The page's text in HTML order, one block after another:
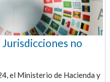
no
el Ministerio de Hacienda y